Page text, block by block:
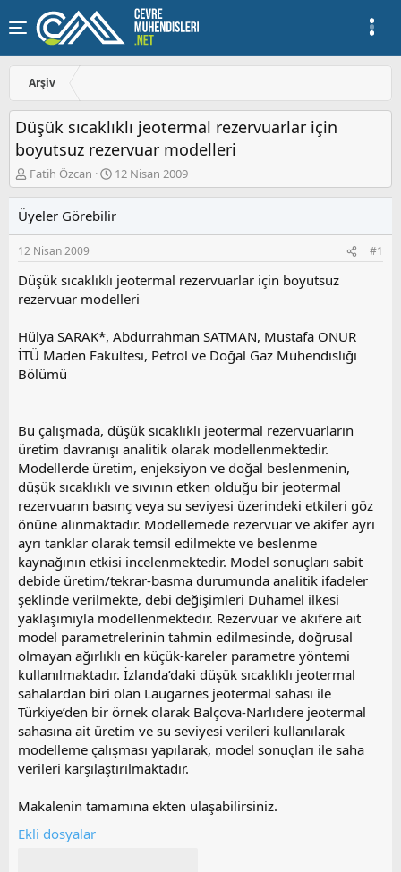
Arşiv
Düşük sıcaklıklı jeotermal rezervuarlar için
boyutsuz rezervuar modelleri
K
o
u
y
u
a
ş
a
t
a
n
Fatih Özcan
B
a
l
a
ı
ç
a
r
i
12 Nisan 2009
Üyeler Görebilir
12 Nisan 2009 #1
Düşük sıcaklıklı jeotermal rezervuarlar için boyutsuz
rezervuar modelleri
Hülya SARAK*, Abdurrahman SATMAN, Mustafa ONUR
İTÜ Maden Fakültesi, Petrol ve Doğal Gaz Mühendisliği
Bölümü
Bu çalışmada, düşük sıcaklıklı jeotermal rezervuarların
üretim davranışı analitik olarak modellenmektedir.
Modellerde üretim, enjeksiyon ve doğal beslenmenin,
düşük sıcaklıklı ve sıvının etken olduğu bir jeotermal
rezervuarın basınç veya su seviyesi üzerindeki etkileri göz
önüne alınmaktadır. Modellemede rezervuar ve akifer ayrı
ayrı tanklar olarak temsil edilmekte ve beslenme
kaynağının etkisi incelenmektedir. Model sonuçları sabit
debide üretim/tekrar-basma durumunda analitik ifadeler
şeklinde verilmekte, debi değişimleri Duhamel ilkesi
yaklaşımıyla modellenmektedir. Rezervuar ve akifere ait
model parametrelerinin tahmin edilmesinde, doğrusal
olmayan ağırlıklı en küçük-kareler parametre yöntemi
kullanılmaktadır. İzlanda’daki düşük sıcaklıklı jeotermal
sahalardan biri olan Laugarnes jeotermal sahası ile
Türkiye’den bir örnek olarak Balçova-Narlıdere jeotermal
sahasına ait üretim ve su seviyesi verileri kullanılarak
modelleme çalışması yapılarak, model sonuçları ile saha
verileri karşılaştırılmaktadır.
Makalenin tamamına ekten ulaşabilirsiniz.
Ekli dosyalar